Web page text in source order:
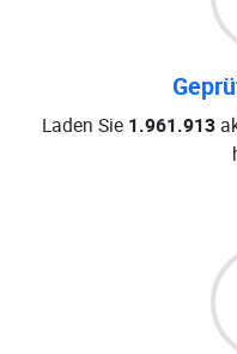
Laden Sie 1.961.913